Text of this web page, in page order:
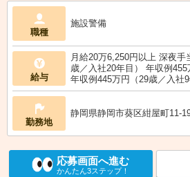
職種
施設警備
給与
月給20万6,250円以上 深夜
歳／入社20年目） 年収例455
年収例445万円（29歳／入社9
勤務地
静岡県静岡市葵区紺屋町11-
応募画面へ進む
かんたん3ステップ！